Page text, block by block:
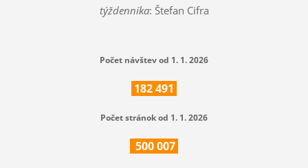
týždenníka: Štefan Cifra
Počet návštev od 1. 1. 2026
182491
Počet stránok od 1. 1. 2026
500007